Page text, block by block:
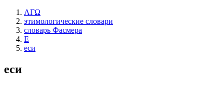
ΛΓΩ
этимологические словари
словарь Фасмера
Е
еси
еси